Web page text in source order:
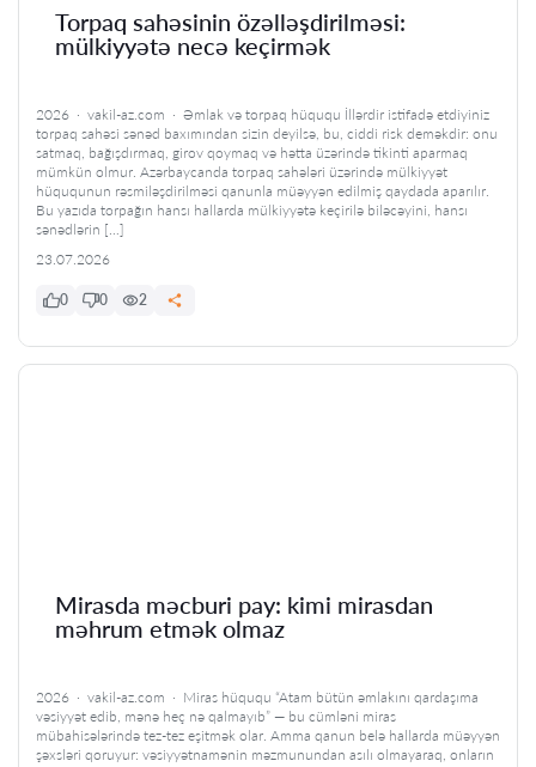
Torpaq sahəsinin özəlləşdirilməsi:
mülkiyyətə necə keçirmək
2026 · vakil-az.com · Əmlak və torpaq hüququ İllərdir istifadə etdiyiniz
torpaq sahəsi sənəd baxımından sizin deyilsə, bu, ciddi risk deməkdir: onu
satmaq, bağışdırmaq, girov qoymaq və hətta üzərində tikinti aparmaq
mümkün olmur. Azərbaycanda torpaq sahələri üzərində mülkiyyət
hüququnun rəsmiləşdirilməsi qanunla müəyyən edilmiş qaydada aparılır.
Bu yazıda torpağın hansı hallarda mülkiyyətə keçirilə biləcəyini, hansı
sənədlərin […]
23.07.2026
0 0 2
Mirasda məcburi pay: kimi mirasdan
məhrum etmək olmaz
2026 · vakil-az.com · Miras hüququ “Atam bütün əmlakını qardaşıma
vəsiyyət edib, mənə heç nə qalmayıb” — bu cümləni miras
mübahisələrində tez-tez eşitmək olar. Amma qanun belə hallarda müəyyən
şəxsləri qoruyur: vəsiyyətnamənin məzmunundan asılı olmayaraq, onların